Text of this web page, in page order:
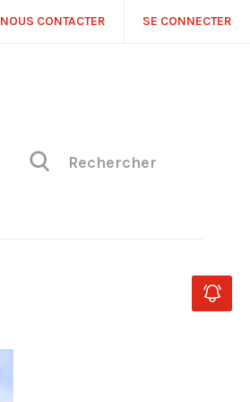
NOUS CONTACTER SE CONNECTER